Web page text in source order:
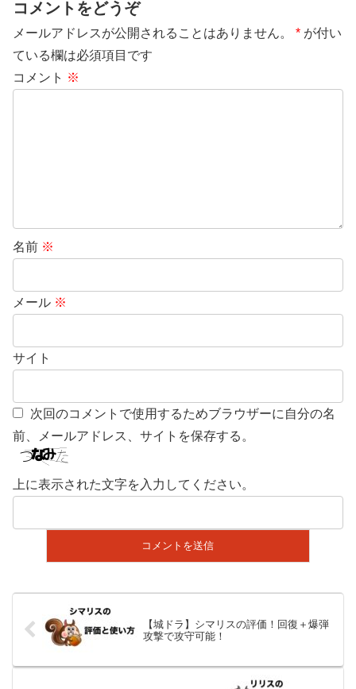
コメントをどうぞ
メールアドレスが公開されることはありません。 * が付い
ている欄は必須項目です
コメント ※
名前 ※
メール ※
サイト
次回のコメントで使用するためブラウザーに自分の名
前、メールアドレス、サイトを保存する。
上に表示された文字を入力してください。
【城ドラ】シマリスの評価！回復＋爆弾
攻撃で攻守可能！